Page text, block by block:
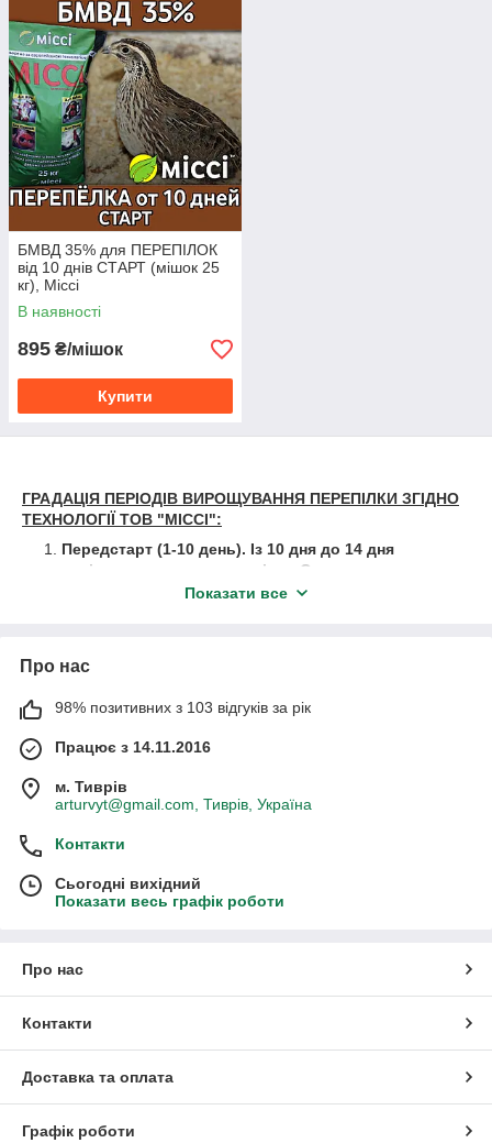
БМВД 35% для ПЕРЕПІЛОК
від 10 днів СТАРТ (мішок 25
кг), Міссі
В наявності
895 ₴/мішок
Купити
ГРАДАЦІЯ ПЕРІОДІВ ВИРОЩУВАННЯ ПЕРЕПІЛКИ ЗГІДНО
ТЕХНОЛОГІЇ ТОВ "МІССІ":
Передстарт (1-10 день). Із 10 дня до 14 дня
перепілка перехдить до періоду Старт;
Старт(10-40 днів). із 40 дня перепілку готують до
або ж продовжують годувати комбікормом Старт);
Несучка (з 40 дня протягом всього періоду
яйцекладки).
уточнення здійснюються по телефону.
Показати все
Про нас
98% позитивних з 103 відгуків за рік
Працює з 14.11.2016
м. Тиврів
arturvyt@gmail.com, Тиврів, Україна
Контакти
Сьогодні вихідний
Показати весь графік роботи
Про нас
Контакти
Доставка та оплата
Графік роботи